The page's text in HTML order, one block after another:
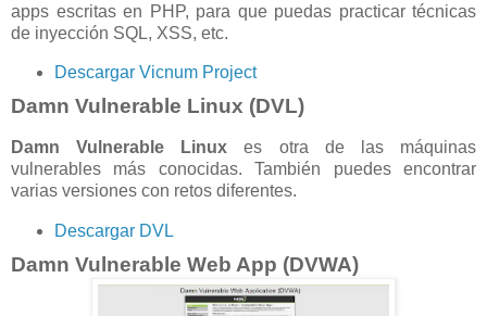
apps escritas en PHP, para que puedas practicar técnicas
de inyección SQL, XSS, etc.
Descargar Vicnum Project
Damn Vulnerable Linux (DVL)
Damn Vulnerable Linux es otra de las máquinas
vulnerables más conocidas. También puedes encontrar
varias versiones con retos diferentes.
Descargar DVL
Damn Vulnerable Web App (DVWA)